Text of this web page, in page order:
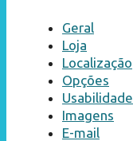
Geral
Loja
Localização
Opções
Usabilidade
Imagens
E-mail